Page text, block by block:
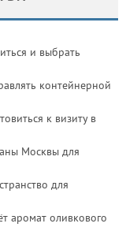
и выбрать
контейнерной
к визиту в
Москвы для
для
аромат оливкового